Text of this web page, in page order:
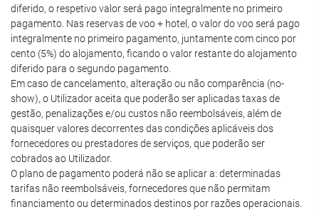
diferido, o respetivo valor será pago integralmente no primeiro
pagamento. Nas reservas de voo + hotel, o valor do voo será pago
integralmente no primeiro pagamento, juntamente com cinco por
cento (5%) do alojamento, ficando o valor restante do alojamento
diferido para o segundo pagamento.
Em caso de cancelamento, alteração ou não comparência (no-
show), o Utilizador aceita que poderão ser aplicadas taxas de
gestão, penalizações e/ou custos não reembolsáveis, além de
quaisquer valores decorrentes das condições aplicáveis dos
fornecedores ou prestadores de serviços, que poderão ser
cobrados ao Utilizador.
O plano de pagamento poderá não se aplicar a: determinadas
tarifas não reembolsáveis, fornecedores que não permitam
financiamento ou determinados destinos por razões operacionais.